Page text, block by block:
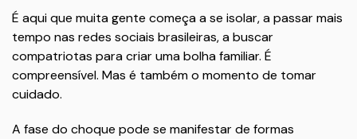
É aqui que muita gente começa a se isolar, a passar mais
tempo nas redes sociais brasileiras, a buscar
compatriotas para criar uma bolha familiar. É
compreensível. Mas é também o momento de tomar
cuidado.
A fase do choque pode se manifestar de formas